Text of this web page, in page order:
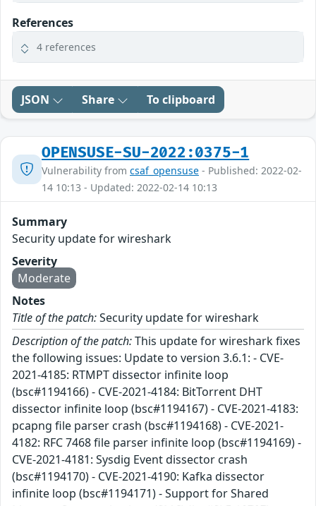
References
4 references
JSON Share To clipboard
OPENSUSE-SU-2022:0375-1
Vulnerability from csaf_opensuse - Published: 2022-02-
14 10:13 - Updated: 2022-02-14 10:13
Summary
Security update for wireshark
Severity
Moderate
Notes
Title of the patch:Security update for wireshark
Description of the patch:This update for wireshark fixes
the following issues: Update to version 3.6.1: - CVE-
2021-4185: RTMPT dissector infinite loop
(bsc#1194166) - CVE-2021-4184: BitTorrent DHT
dissector infinite loop (bsc#1194167) - CVE-2021-4183:
pcapng file parser crash (bsc#1194168) - CVE-2021-
4182: RFC 7468 file parser infinite loop (bsc#1194169) -
CVE-2021-4181: Sysdig Event dissector crash
(bsc#1194170) - CVE-2021-4190: Kafka dissector
infinite loop (bsc#1194171) - Support for Shared